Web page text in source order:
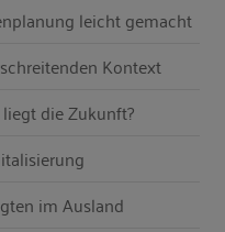
leicht gemacht
Kontext
die Zukunft?
im Ausland